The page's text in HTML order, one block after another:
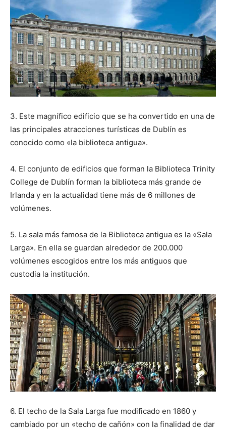
3. Este magnífico edificio que se ha convertido en una de
las principales atracciones turísticas de Dublín es
conocido como «la biblioteca antigua».
4. El conjunto de edificios que forman la Biblioteca Trinity
College de Dublín forman la biblioteca más grande de
Irlanda y en la actualidad tiene más de 6 millones de
volúmenes.
5. La sala más famosa de la Biblioteca antigua es la «Sala
Larga». En ella se guardan alrededor de 200.000
volúmenes escogidos entre los más antiguos que
custodia la institución.
6. El techo de la Sala Larga fue modificado en 1860 y
cambiado por un «techo de cañón» con la finalidad de dar